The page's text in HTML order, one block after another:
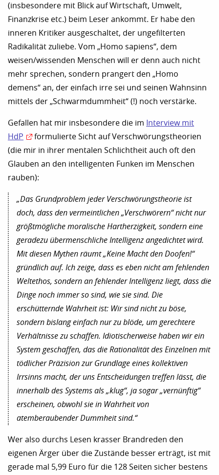
(insbesondere mit Blick auf Wirtschaft, Umwelt,
Finanzkrise etc.) beim Leser ankommt. Er habe den
inneren Kritiker ausgeschaltet, der ungefilterten
Radikalität zuliebe. Vom „Homo sapiens“, dem
weisen/wissenden Menschen will er denn auch nicht
mehr sprechen, sondern prangert den „Homo
demens“ an, der einfach irre sei und seinen Wahnsinn
mittels der „Schwarmdummheit“ (!) noch verstärke.
Gefallen hat mir insbesondere die im Interview mit
HdP
formulierte Sicht auf Verschwörungstheorien
(die mir in ihrer mentalen Schlichtheit auch oft den
Glauben an den intelligenten Funken im Menschen
rauben):
„Das Grundproblem jeder Verschwörungstheorie ist
doch, dass den vermeintlichen „Verschwörern“ nicht nur
größtmögliche moralische Hartherzigkeit, sondern eine
geradezu übermenschliche Intelligenz angedichtet wird.
Mit diesen Mythen räumt „Keine Macht den Doofen!“
gründlich auf. Ich zeige, dass es eben nicht am fehlenden
Weltethos, sondern an fehlender Intelligenz liegt, dass die
Dinge noch immer so sind, wie sie sind. Die
erschütternde Wahrheit ist: Wir sind nicht zu böse,
sondern bislang einfach nur zu blöde, um gerechtere
Verhältnisse zu schaffen. Idiotischerweise haben wir ein
System geschaffen, das die Rationalität des Einzelnen mit
tödlicher Präzision zur Grundlage eines kollektiven
Irrsinns macht, der uns Entscheidungen treffen lässt, die
innerhalb des Systems als „klug“, ja sogar „vernünftig“
erscheinen, obwohl sie in Wahrheit von
atemberaubender Dummheit sind.“
Wer also durchs Lesen krasser Brandreden den
eigenen Ärger über die Zustände besser erträgt, ist mit
gerade mal 5,99 Euro für die 128 Seiten sicher bestens